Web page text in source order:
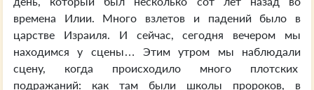
времена Илии. Много взлетов и падений было в
царстве Израиля. И сейчас, сегодня вечером мы
находимся у сцены… Этим утром мы наблюдали
сцену, когда происходило много плотских
подражаний: как там были школы пророков, в